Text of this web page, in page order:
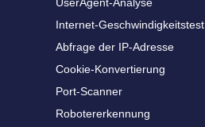
Internet-Geschwindigkeitstest
Abfrage der IP-Adresse
Cookie-Konvertierung
Port-Scanner
Robotererkennung